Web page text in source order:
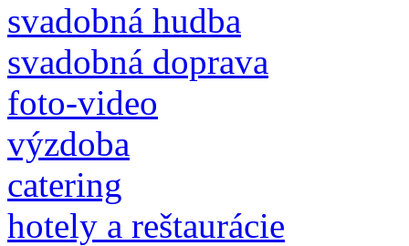
svadobná hudba
svadobná doprava
foto-video
výzdoba
catering
hotely a reštaurácie